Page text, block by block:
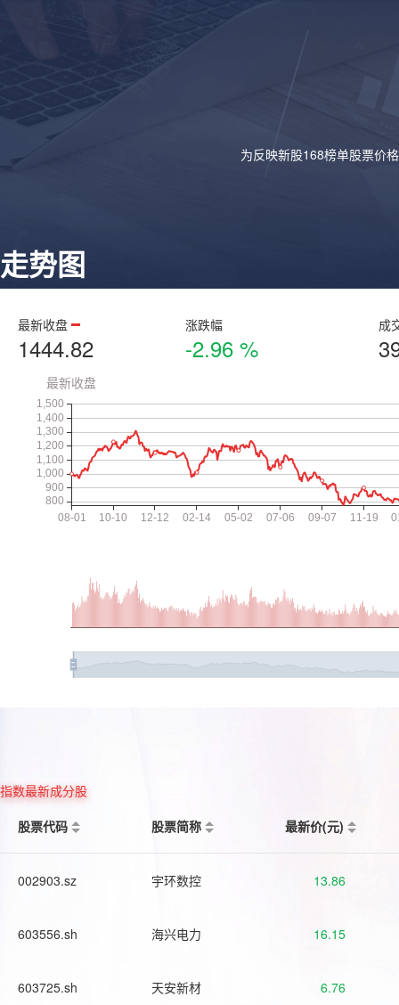
为反映新股168榜单股票价
走势图
最新收盘
1444.82
涨跌幅
-2.96 %
成
指数最新成分股
股票代码
股票简称 最新价(元)
002903.sz 宇环数控 13.86
603556.sh 海兴电力 16.15
603725.sh 天安新材 6.76